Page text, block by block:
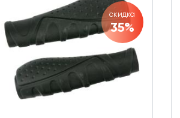
скидка
35%